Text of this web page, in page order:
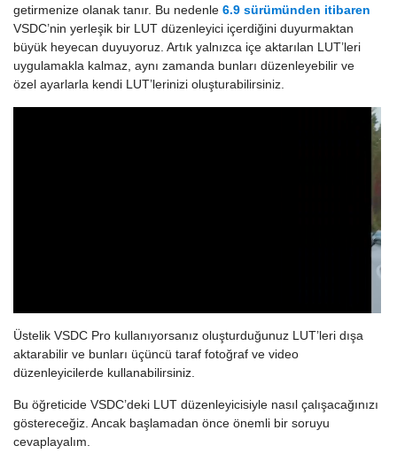
getirmenize olanak tanır. Bu nedenle 6.9 sürümünden itibaren
VSDC’nin yerleşik bir LUT düzenleyici içerdiğini duyurmaktan
büyük heyecan duyuyoruz. Artık yalnızca içe aktarılan LUT’leri
uygulamakla kalmaz, aynı zamanda bunları düzenleyebilir ve
özel ayarlarla kendi LUT’lerinizi oluşturabilirsiniz.
Üstelik VSDC Pro kullanıyorsanız oluşturduğunuz LUT’leri dışa
aktarabilir ve bunları üçüncü taraf fotoğraf ve video
düzenleyicilerde kullanabilirsiniz.
Bu öğreticide VSDC’deki LUT düzenleyicisiyle nasıl çalışacağınızı
göstereceğiz. Ancak başlamadan önce önemli bir soruyu
cevaplayalım.